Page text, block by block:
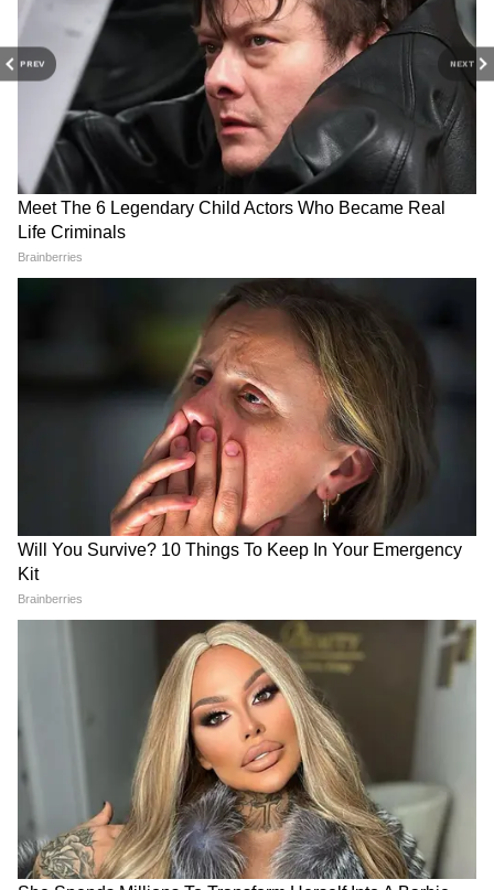
PREV NEXT
हैं।
और पढ़ें:
Sliding Door Cleaning Tips: स्लाइडिंग
डोर बार-बार हो रहा है जाम? अपनाएं ये 5 आसान
सफाई ट्रिक्स
RECOMMENDED STORIES
916 Gold Jhala: स्टाइल जे बोले
क्लास, सेव करें लटकन गोल्ड टॉप्स
मॉर्डन गर्ल्स के लिए स्टाइल स्टेटमेंट
अकांक्षा चमोला से ट्रेंडी इयररिंग्स,
पार्टी वियर संग बेस्ट
15 August Jewellery Ideas:
व्हाइट सूट+साड़ी के साथ ट्राई करें ये
7 पर्ल स्टाइलिश इयररिंग्स
Chandipura Virus: गुजरात-
राजस्थान में चांदीपुरा वायरस का
कहर, केंद्र ने संभाला मोर्चा
LATEST VIDEOS
Modi in IIT Delhi: PM ने सुनाई जिंदगी की
प्रेक्टिकल बातें, तालियों से गूंज उठा हॉल